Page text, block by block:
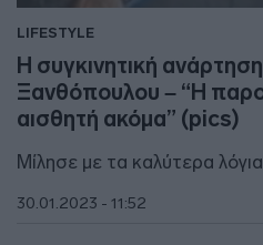
LIFESTYLE
Η συγκινητική
Ξανθόπουλου – “Η
αισθητή ακόμα” (pics)
Μίλησε με τα καλύτερα
30.01.2023 - 11:52